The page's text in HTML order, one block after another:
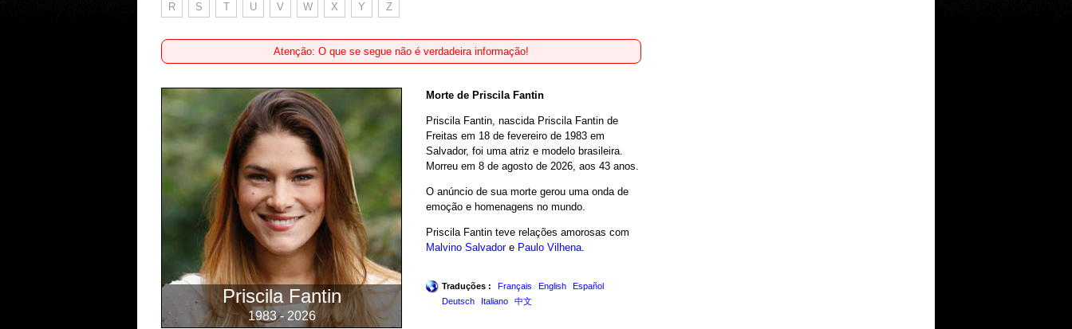
R S T U V W X Y Z
Atenção: O que se segue não é verdadeira informação!
Priscila Fantin
1983 - 2026
Morte de Priscila Fantin
Priscila Fantin, nascida Priscila Fantin de
Freitas em 18 de fevereiro de 1983 em
Salvador, foi uma atriz e modelo brasileira.
Morreu em 8 de agosto de 2026, aos 43 anos.
O anúncio de sua morte gerou uma onda de
emoção e homenagens no mundo.
Priscila Fantin teve relações amorosas com
Malvino Salvadore Paulo Vilhena
Traduções : Français English
Español
Deutsch
Italiano 中文